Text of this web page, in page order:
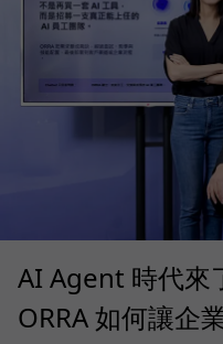
AI Agent 時代來
ORRA 如何讓企